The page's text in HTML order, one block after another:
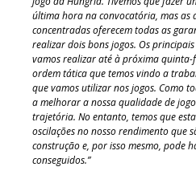
última hora na convocatória, mas as
concentradas oferecem todas as
realizar dois bons jogos. Os
vamos realizar até à próxima quinta-
ordem tática que temos vindo a
que vamos utilizar nos jogos. Como
a melhorar a nossa qualidade de
trajetória. No entanto, temos que
oscilações no nosso rendimento que
construção e, por isso mesmo, pode
conseguidos.”